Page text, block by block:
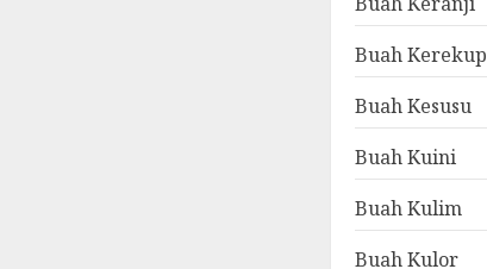
Buah Kerekup
Buah Kesusu
Buah Kuini
Buah Kulim
Buah Kulor